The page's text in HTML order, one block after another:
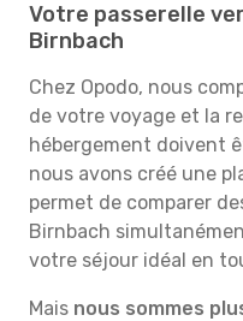
Votre passerelle
Birnbach
Chez Opodo, nous
de votre voyage et la
hébergement doivent
nous avons créé une
permet de comparer
Birnbach
votre séjour idéal en
Mais nous sommes